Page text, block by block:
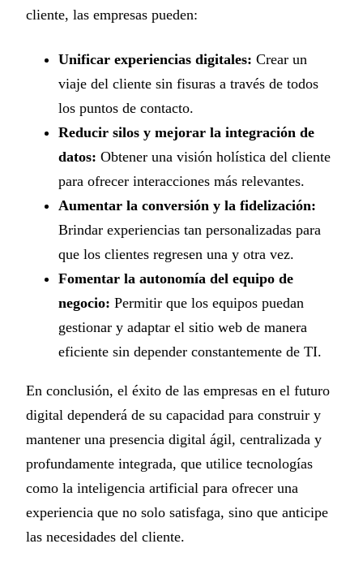
cliente, las empresas pueden:
Unificar experiencias digitales: Crear un
viaje del cliente sin fisuras a través de todos
los puntos de contacto.
Reducir silos y mejorar la integración de
datos: Obtener una visión holística del cliente
para ofrecer interacciones más relevantes.
Aumentar la conversión y la fidelización:
Brindar experiencias tan personalizadas para
que los clientes regresen una y otra vez.
Fomentar la autonomía del equipo de
negocio: Permitir que los equipos puedan
gestionar y adaptar el sitio web de manera
eficiente sin depender constantemente de TI.
En conclusión, el éxito de las empresas en el futuro
digital dependerá de su capacidad para construir y
mantener una presencia digital ágil, centralizada y
profundamente integrada, que utilice tecnologías
como la inteligencia artificial para ofrecer una
experiencia que no solo satisfaga, sino que anticipe
las necesidades del cliente.